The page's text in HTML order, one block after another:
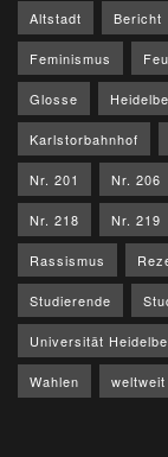
Altstadt Bericht
Feminismus
Glosse
Karlstorbahnhof
Nr. 201 Nr. 206
Nr. 218 Nr. 219
Rassismus
Studierende
Universität
Wahlen weltweit